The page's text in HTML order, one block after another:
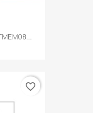
favorite_border